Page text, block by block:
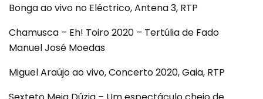
Bonga ao vivo no Eléctrico, Antena 3, RTP
Chamusca – Eh! Toiro 2020 – Tertúlia de Fado
Manuel José Moedas
Miguel Araújo ao vivo, Concerto 2020, Gaia, RTP